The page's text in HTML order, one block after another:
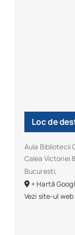
Loc de
Aula Bibliotecii
Calea Victoriei
Bucuresti,
+ Hartă
Vezi site-ul